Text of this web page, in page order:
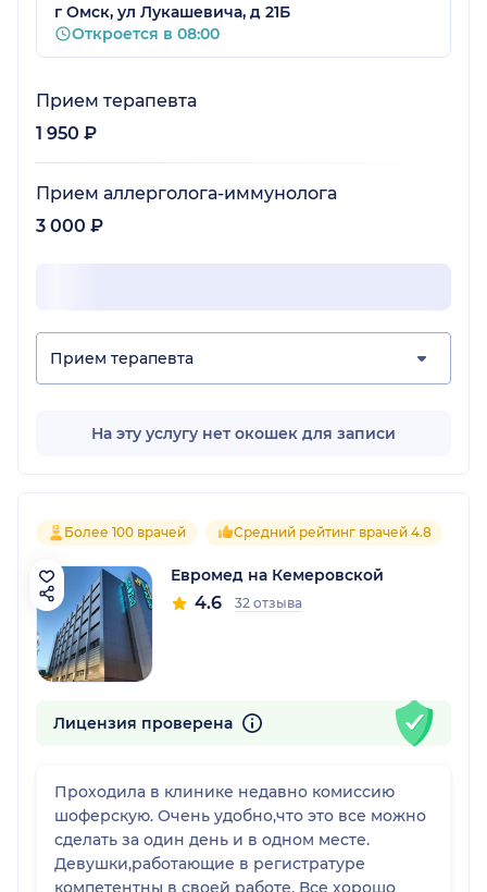
г Омск, ул Лукашевича, д 21Б
Откроется в 08:00
Прием терапевта
1 950 ₽
Прием аллерголога-иммунолога
3 000 ₽
Прием терапевта
На эту услугу нет окошек для записи
Более 100 врачей Средний рейтинг врачей 4.8
Евромед на Кемеровской
4.6 32 отзыва
Лицензия проверена
Проходила в клинике недавно комиссию
шоферскую. Очень удобно,что это все можно
сделать за один день и в одном месте.
Девушки,работающие в регистратуре
компетентны в своей работе. Все хорошо